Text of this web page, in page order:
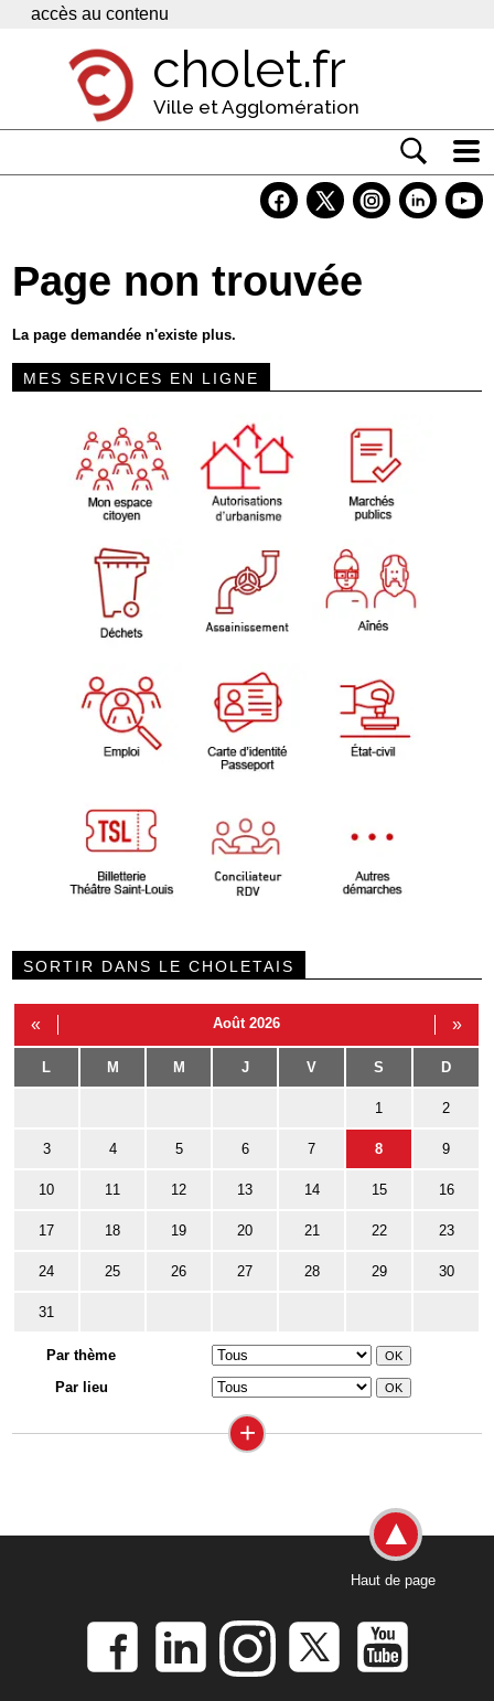
Panneau de gestion des cookies
accès au contenu
cholet.fr
Ville et Agglomération
Economie
Services
Contacts
Page non trouvée
La page demandée n'existe plus.
MES SERVICES EN LIGNE
SORTIR DANS LE CHOLETAIS
« Août 2026 »
L M M J V S D
1 2
3 4 5 6 7 8 9
10 11 12 13 14 15 16
17 18 19 20 21 22 23
24 25 26 27 28 29 30
31
Par thème
Par lieu
+
Haut de page